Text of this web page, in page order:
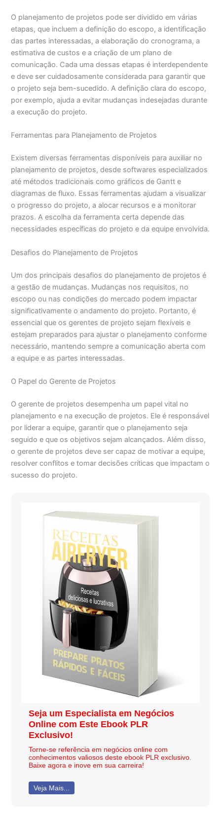
O planejamento de projetos pode ser dividido em várias
etapas, que incluem a definição do escopo, a identificação
das partes interessadas, a elaboração do cronograma, a
estimativa de custos e a criação de um plano de
comunicação. Cada uma dessas etapas é interdependente
e deve ser cuidadosamente considerada para garantir que
o projeto seja bem-sucedido. A definição clara do escopo,
por exemplo, ajuda a evitar mudanças indesejadas durante
a execução do projeto.
Ferramentas para Planejamento de Projetos
Existem diversas ferramentas disponíveis para auxiliar no
planejamento de projetos, desde softwares especializados
até métodos tradicionais como gráficos de Gantt e
diagramas de fluxo. Essas ferramentas ajudam a visualizar
o progresso do projeto, a alocar recursos e a monitorar
prazos. A escolha da ferramenta certa depende das
necessidades específicas do projeto e da equipe envolvida.
Desafios do Planejamento de Projetos
Um dos principais desafios do planejamento de projetos é
a gestão de mudanças. Mudanças nos requisitos, no
escopo ou nas condições do mercado podem impactar
significativamente o andamento do projeto. Portanto, é
essencial que os gerentes de projeto sejam flexíveis e
estejam preparados para ajustar o planejamento conforme
necessário, mantendo sempre a comunicação aberta com
a equipe e as partes interessadas.
O Papel do Gerente de Projetos
O gerente de projetos desempenha um papel vital no
planejamento e na execução de projetos. Ele é responsável
por liderar a equipe, garantir que o planejamento seja
seguido e que os objetivos sejam alcançados. Além disso,
o gerente de projetos deve ser capaz de motivar a equipe,
resolver conflitos e tomar decisões críticas que impactam o
sucesso do projeto.
Seja um Especialista em Negócios
Online com Este Ebook PLR
Exclusivo!
Torne-se referência em negócios online com
conhecimentos valiosos deste ebook PLR exclusivo.
Baixe agora e inove em sua carreira!
Veja Mais...